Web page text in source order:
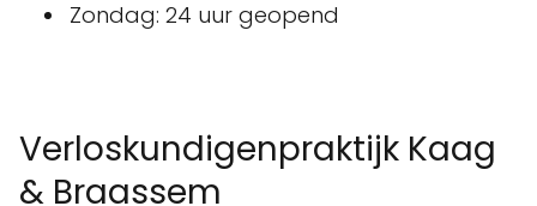
Zondag: 24 uur geopend
Verloskundigenpraktijk Kaag
& Braassem